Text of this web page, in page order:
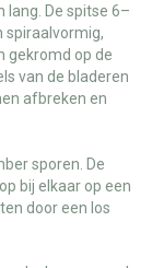
lang. De spitse 6–
spiraalvormig,
gekromd op de
van de bladeren
afbreken en
sporen. De
bij elkaar op een
door een los